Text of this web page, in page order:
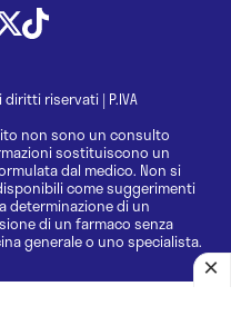
diritti riservati | P.IVA
non sono un consulto
sostituiscono un
dal medico. Non si
come suggerimenti
determinazione di un
di un farmaco senza
generale o uno specialista.